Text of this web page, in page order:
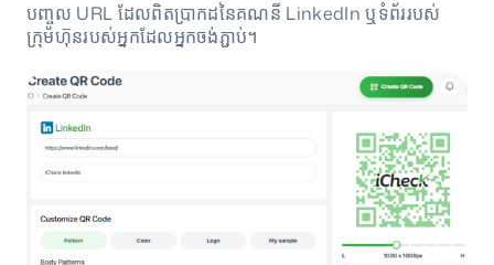
បញ្ចូល URL ដែលពិតប្រាកដនៃគណនី LinkedIn ឬទំព័ររបស់
ក្រុមហ៊ុនរបស់អ្នកដែលអ្នកចង់ភ្ជាប់។